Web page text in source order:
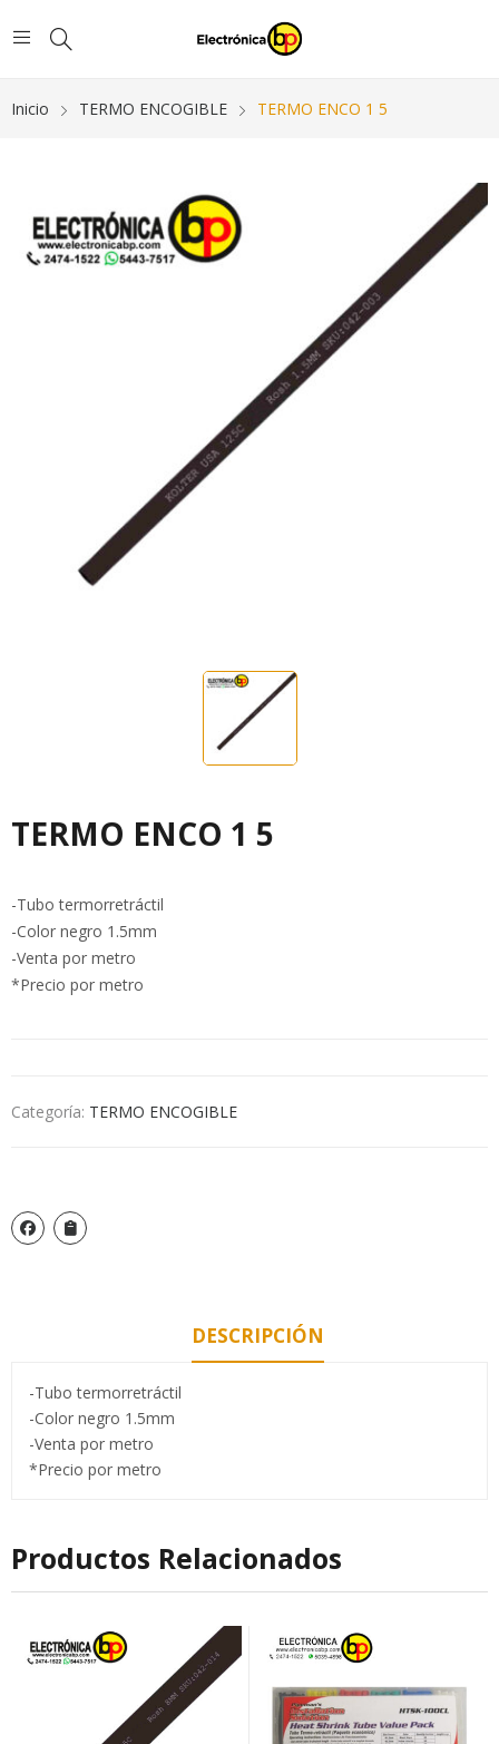
Inicio TERMO ENCOGIBLE TERMO ENCO 1 5
TERMO ENCO 1 5
-Tubo termorretráctil
-Color negro 1.5mm
-Venta por metro
*Precio por metro
Categoría: TERMO ENCOGIBLE
DESCRIPCIÓN
-Tubo termorretráctil
-Color negro 1.5mm
-Venta por metro
*Precio por metro
Productos Relacionados